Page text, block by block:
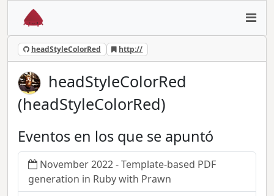
headStyleColorRed http://
headStyleColorRed
(headStyleColorRed)
Eventos en los que se apuntó
November 2022 - Template-based PDF
generation in Ruby with Prawn